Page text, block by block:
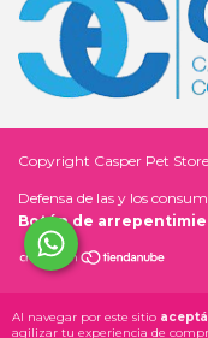
Al navegar por este sitio
agilizar tu experiencia de
Copyright Casper Pet Store
Defensa de las y los
Botón de